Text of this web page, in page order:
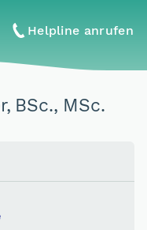
Helpline anrufen
BSc., MSc.